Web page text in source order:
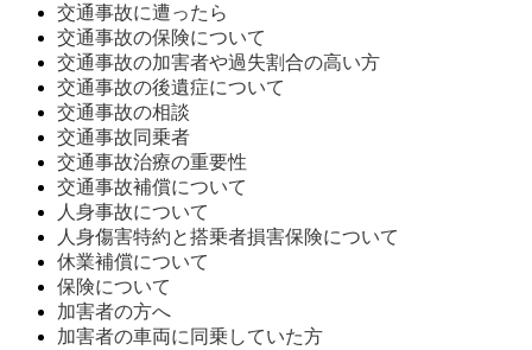
交通事故に遭ったら
交通事故の保険について
交通事故の加害者や過失割合の高い方
交通事故の後遺症について
交通事故の相談
交通事故同乗者
交通事故治療の重要性
交通事故補償について
人身事故について
人身傷害特約と搭乗者損害保険について
休業補償について
保険について
加害者の方へ
加害者の車両に同乗していた方